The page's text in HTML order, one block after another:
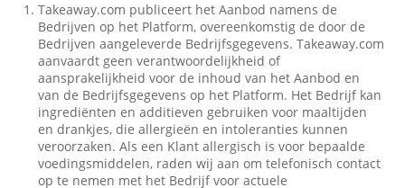
Takeaway.com publiceert het Aanbod namens de
Bedrijven op het Platform, overeenkomstig de door de
Bedrijven aangeleverde Bedrijfsgegevens. Takeaway.com
aanvaardt geen verantwoordelijkheid of
aansprakelijkheid voor de inhoud van het Aanbod en
van de Bedrijfsgegevens op het Platform. Het Bedrijf kan
ingrediënten en additieven gebruiken voor maaltijden
en drankjes, die allergieën en intoleranties kunnen
veroorzaken. Als een Klant allergisch is voor bepaalde
voedingsmiddelen, raden wij aan om telefonisch contact
op te nemen met het Bedrijf voor actuele